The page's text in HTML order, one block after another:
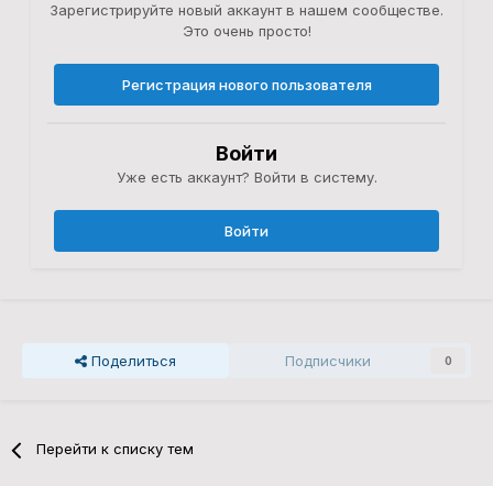
Зарегистрируйте новый аккаунт в нашем сообществе.
Это очень просто!
Регистрация нового пользователя
Войти
Уже есть аккаунт? Войти в систему.
Войти
Поделиться Подписчики 0
Перейти к списку тем